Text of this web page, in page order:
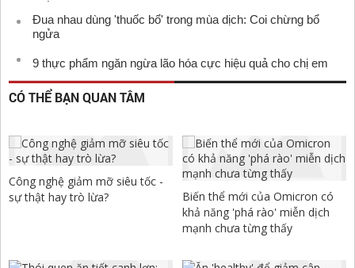
Đua nhau dùng 'thuốc bổ' trong mùa dịch: Coi chừng bổ
ngửa
9 thực phẩm ngăn ngừa lão hóa cực hiệu quả cho chị em
CÓ THỂ BẠN QUAN TÂM
Công nghệ giảm mỡ siêu tốc -
sự thật hay trò lừa?
Biến thể mới của Omicron có
khả năng 'phá rào' miễn dịch
mạnh chưa từng thấy